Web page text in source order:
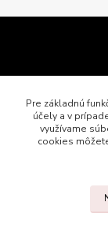
Pre základnú
účely a v
využívame
cookies